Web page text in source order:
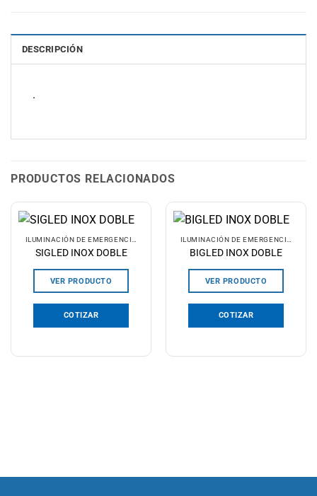
DESCRIPCIÓN
.
PRODUCTOS RELACIONADOS
ILUMINACIÓN DE EMERGENCIA
SIGLED INOX DOBLE
VER PRODUCTO
COTIZAR
ILUMINACIÓN DE EMERGENCIA
BIGLED INOX DOBLE
VER PRODUCTO
COTIZAR